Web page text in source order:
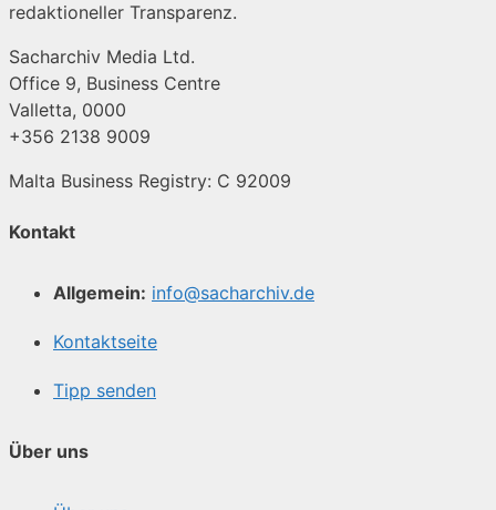
redaktioneller Transparenz.
Sacharchiv Media Ltd.
Office 9, Business Centre
Valletta, 0000
+356 2138 9009
Malta Business Registry: C 92009
Kontakt
Allgemein: info@sacharchiv.de
Kontaktseite
Tipp senden
Über uns